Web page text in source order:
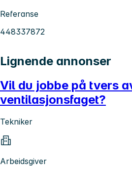
Referanse
448337872
Lignende annonser
Vil du jobbe på tvers
ventilasjonsfaget?
Tekniker
Arbeidsgiver